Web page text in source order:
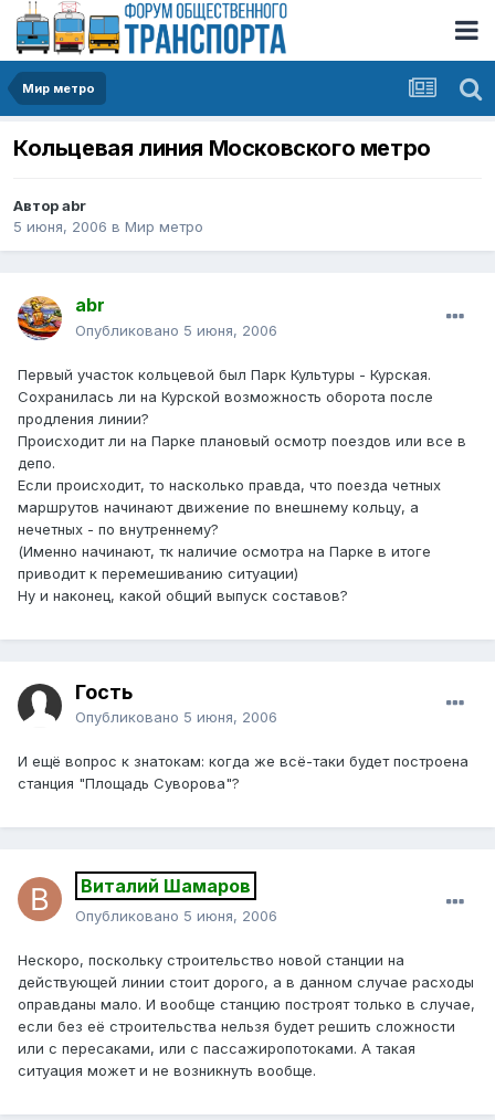
Мир метро
Кольцевая линия Московского метро
Авторabr
5 июня, 2006 в Мир метро
abr
Опубликовано 5 июня, 2006
Первый участок кольцевой был Парк Культуры - Курская.
Сохранилась ли на Курской возможность оборота после
продления линии?
Происходит ли на Парке плановый осмотр поездов или все в
депо.
Если происходит, то насколько правда, что поезда четных
маршрутов начинают движение по внешнему кольцу, а
нечетных - по внутреннему?
(Именно начинают, тк наличие осмотра на Парке в итоге
приводит к перемешиванию ситуации)
Ну и наконец, какой общий выпуск составов?
Гость
Опубликовано 5 июня, 2006
И ещё вопрос к знатокам: когда же всё-таки будет построена
станция "Площадь Суворова"?
Виталий Шамаров
Опубликовано 5 июня, 2006
Нескоро, поскольку строительство новой станции на
действующей линии стоит дорого, а в данном случае расходы
оправданы мало. И вообще станцию построят только в случае,
если без её строительства нельзя будет решить сложности
или с пересаками, или с пассажиропотоками. А такая
ситуация может и не возникнуть вообще.